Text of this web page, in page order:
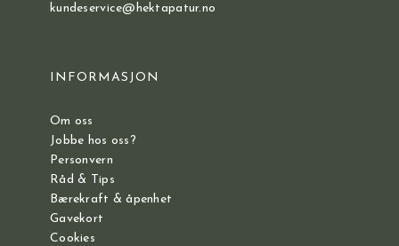
kundeservice@hektapatur.no
INFORMASJON
Om oss
Jobbe hos oss?
Personvern
Råd & Tips
Bærekraft & åpenhet
Gavekort
Cookies